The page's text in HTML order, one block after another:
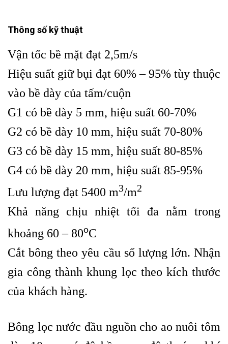
Thông số kỹ thuật
Vận tốc bề mặt đạt 2,5m/s
Hiệu suất giữ bụi đạt 60% – 95% tùy thuộc
vào bề dày của tấm/cuộn
G1 có bề dày 5 mm, hiệu suất 60-70%
G2 có bề dày 10 mm, hiệu suất 70-80%
G3 có bề dày 15 mm, hiệu suất 80-85%
G4 có bề dày 20 mm, hiệu suất 85-95%
Lưu lượng đạt 5400 m3/m2
Khả năng chịu nhiệt tối đa nằm trong
khoảng 60 – 80oC
Cắt bông theo yêu cầu số lượng lớn. Nhận
gia công thành khung lọc theo kích thước
của khách hàng.
Bông lọc nước đầu nguồn cho ao nuôi tôm